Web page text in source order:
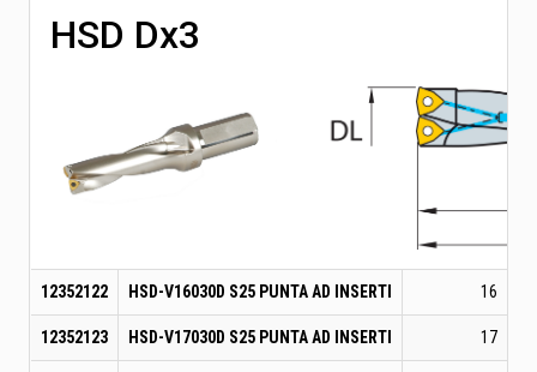
HSD Dx3
12352122 HSD-V16030D S25 PUNTA AD INSERTI 16
12352123 HSD-V17030D S25 PUNTA AD INSERTI 17